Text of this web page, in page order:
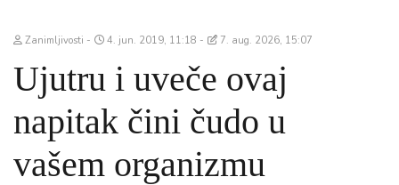
Zanimljivosti 4. jun. 2019, 11:18 7. aug. 2026, 15:07
Ujutru i uveče ovaj
napitak čini čudo u
vašem organizmu